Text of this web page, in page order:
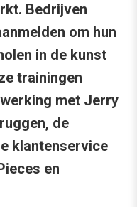
Bedrijven
om hun
in de kunst
trainingen
met Jerry
de
klantenservice
en